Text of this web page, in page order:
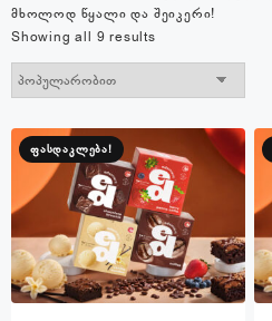
მხოლოდ წყალი და შეიკერი!
Showing all 9 resultsSorted
by
popularity
ფასდაკლება!